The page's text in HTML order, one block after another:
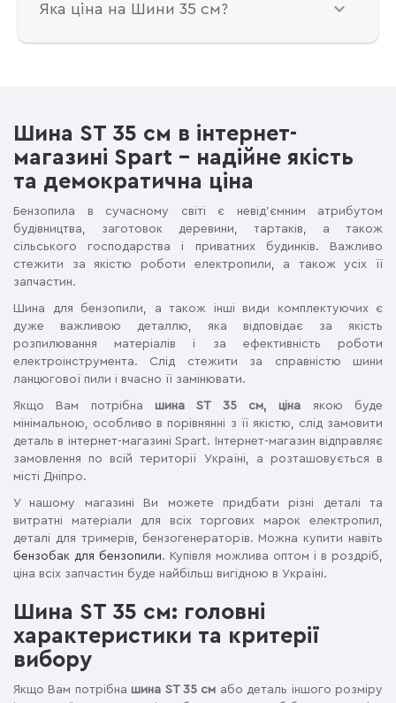
Яка ціна на Шини 35 см?
Шина ST 35 см в інтернет-
магазині Spart – надійне якість
та демократична ціна
Бензопила в сучасному світі є невід'ємним атрибутом
будівництва, заготовок деревини, тартаків, а також
сільського господарства і приватних будинків. Важливо
стежити за якістю роботи електропили, а також усіх її
запчастин.
Шина для бензопили, а також інші види комплектуючих є
дуже важливою деталлю, яка відповідає за якість
розпилювання матеріалів і за ефективність роботи
електроінструмента. Слід стежити за справністю шини
ланцюгової пили і вчасно її замінювати.
Якщо Вам потрібна шина ST 35 см, ціна якою буде
мінімальною, особливо в порівнянні з її якістю, слід замовити
деталь в інтернет-магазині Spart. Інтернет-магазин відправляє
замовлення по всій території Україні, а розташовується в
місті Дніпро.
У нашому магазині Ви можете придбати різні деталі та
витратні матеріали для всіх торгових марок електропил,
деталі для тримерів, бензогенераторів. Можна купити навіть
бензобак для бензопили. Купівля можлива оптом і в роздріб,
ціна всіх запчастин буде найбільш вигідною в Україні.
Шина ST 35 см: головні
характеристики та критерії
вибору
Якщо Вам потрібна шина ST 35 см або деталь іншого розміру